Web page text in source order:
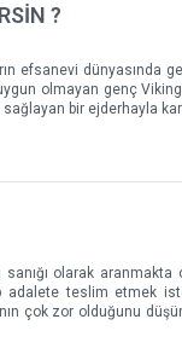
?
efsanevi
olmayan genç Vikingli
bir ejderhayla
sanığı olarak
adalete teslim etmek
çok zor olduğunu